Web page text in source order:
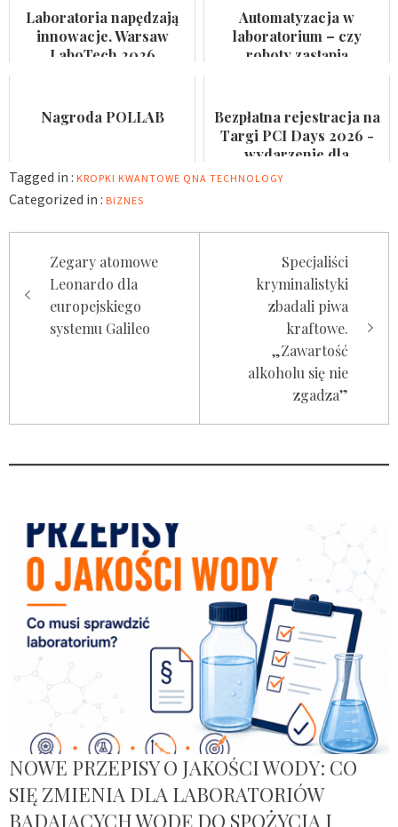
kosmetycznego i
suplemen...
pacjentów
Laboratoria napędzają
innowacje. Warsaw
LaboTech 2026
Automatyzacja w
laboratorium – czy
roboty zastąpią
Nagroda POLLAB
Bezpłatna rejestracja na
Targi PCI Days 2026 -
wydarzenie dla
laboratoriów
Tagged in : KROPKI KWANTOWE QNA TECHNOLOGY
Categorized in : BIZNES
wpisu
Zegary atomowe
Leonardo dla
europejskiego
systemu Galileo
Specjaliści
kryminalistyki
zbadali piwa
kraftowe.
„Zawartość
alkoholu się nie
zgadza”
NOWE PRZEPISY O JAKOŚCI WODY: CO
SIĘ ZMIENIA DLA LABORATORIÓW
BADAJĄCYCH WODĘ DO SPOŻYCIA I